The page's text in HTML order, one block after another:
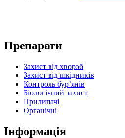
Препарати
Захист від хвороб
Захист від шкідників
Контроль бур’янів
Біологічний захист
Прилипачі
Органічні
Інформація